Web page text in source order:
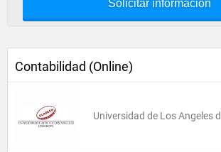
Solicitar información
Contabilidad (Online)
Universidad de Los Angeles